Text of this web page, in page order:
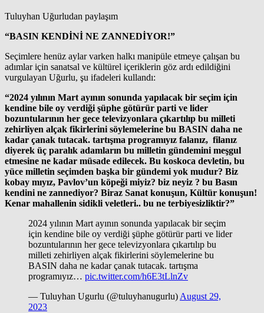
Tuluyhan Uğurludan paylaşım
“BASIN KENDİNİ NE ZANNEDİYOR!”
Seçimlere henüz aylar varken halkı manipüle etmeye çalışan bu
adımlar için sanatsal ve kültürel içeriklerin göz ardı edildiğini
vurgulayan Uğurlu, şu ifadeleri kullandı:
“2024 yılının Mart ayının sonunda yapılacak bir seçim için
kendine bile oy verdiği şüphe götürür parti ve lider
bozuntularının her gece televizyonlara çıkartılıp bu milleti
zehirliyen alçak fikirlerini söylemelerine bu BASIN daha ne
kadar çanak tutacak. tartışma programıyız falanız, filanız
diyerek üç paralık adamların bu milletin gündemini meşgul
etmesine ne kadar müsade edilecek. Bu koskoca devletin, bu
yüce milletin seçimden başka bir gündemi yok mudur? Biz
kobay mıyız, Pavlov’un köpeği miyiz? biz neyiz ? bu Basın
kendini ne zannediyor? Biraz Sanat konuşun, Kültür konuşun!
Kenar mahallenin sidikli veletleri.. bu ne terbiyesizliktir?”
2024 yılının Mart ayının sonunda yapılacak bir seçim
için kendine bile oy verdiği şüphe götürür parti ve lider
bozuntularının her gece televizyonlara çıkartılıp bu
milleti zehirliyen alçak fikirlerini söylemelerine bu
BASIN daha ne kadar çanak tutacak. tartışma
programıyız… pic.twitter.com/h6E3tLlnZv
— Tuluyhan Ugurlu (@tuluyhanugurlu) August 29,
2023